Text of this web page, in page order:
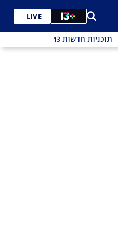
LIVE
תוכניות חדשות 13